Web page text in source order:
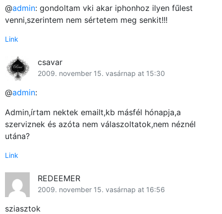
@admin: gondoltam vki akar iphonhoz ilyen fűlest
venni,szerintem nem sértetem meg senkit!!!
Link
csavar
2009. november 15. vasárnap at 15:30
@admin:
Admin,írtam nektek emailt,kb másfél hónapja,a
szerviznek és azóta nem válaszoltatok,nem néznél
utána?
Link
REDEEMER
2009. november 15. vasárnap at 16:56
sziasztok